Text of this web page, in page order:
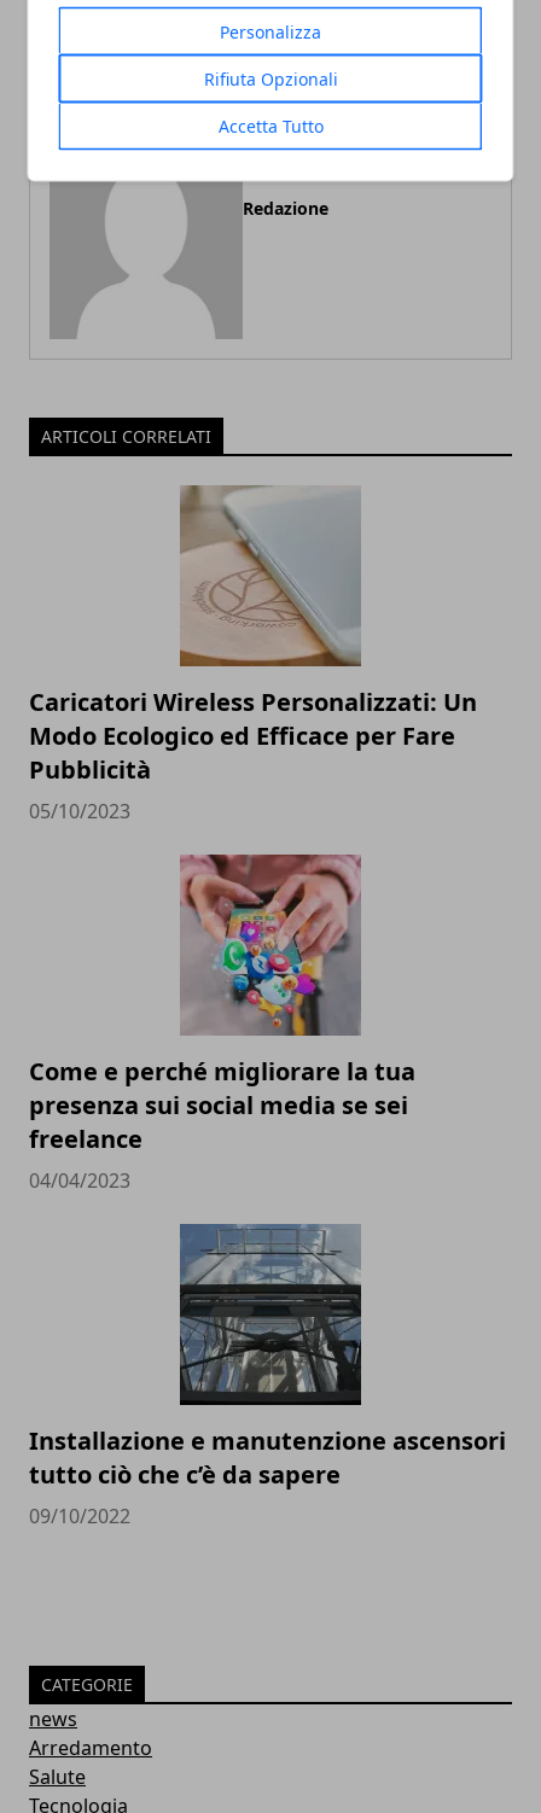
Personalizza
Rifiuta Opzionali
Accetta Tutto
al riguardo
ti rende più felice
Redazione
ARTICOLI CORRELATI
Caricatori Wireless Personalizzati: Un
Modo Ecologico ed Efficace per Fare
Pubblicità
05/10/2023
Come e perché migliorare la tua
presenza sui social media se sei
freelance
04/04/2023
Installazione e manutenzione ascensori
tutto ciò che c’è da sapere
09/10/2022
CATEGORIE
news
Arredamento
Salute
Tecnologia